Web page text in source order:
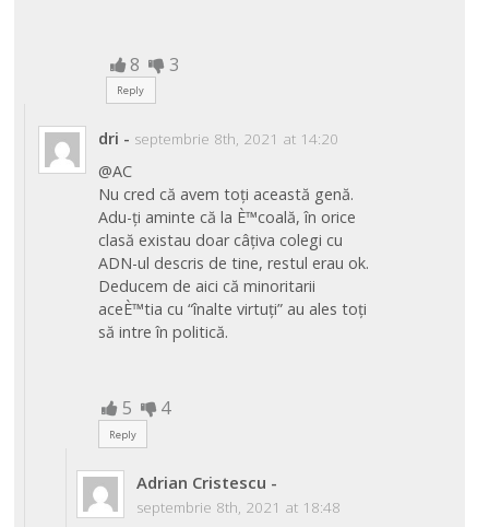
8 3
Reply
dri - septembrie 8th, 2021 at 14:20
@AC
Nu cred că avem toți această genă.
Adu-ți aminte că la È™coală, în orice
clasă existau doar câțiva colegi cu
ADN-ul descris de tine, restul erau ok.
Deducem de aici că minoritarii
aceÈ™tia cu “înalte virtuți” au ales toți
să intre în politică.
5 4
Reply
Adrian Cristescu -
septembrie 8th, 2021 at 18:48